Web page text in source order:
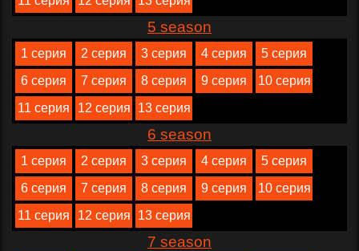
5 season
1 серия 2 серия 3 серия 4 серия
5 серия
6 серия
7 серия 8 серия 9 серия
10 серия
11 серия
12 серия 13 серия
6 season
1 серия 2 серия 3 серия 4 серия
5 серия
6 серия
7 серия 8 серия 9 серия
10 серия
11 серия
12 серия 13 серия
7 season